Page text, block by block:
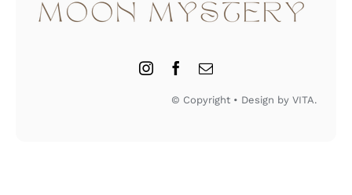
© Copyright • Design by VITA.